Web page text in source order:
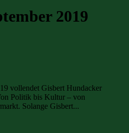
2019
vollendet Gisbert Hundacker
Politik bis Kultur – von
Solange Gisbert...